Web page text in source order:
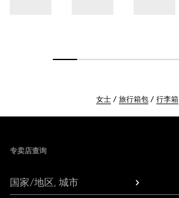
女士 旅行箱包 行李箱
专卖店查询
国家/地区, 城市